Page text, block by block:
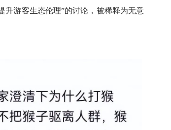
升游客生态伦理”的讨论，被稀释为无意